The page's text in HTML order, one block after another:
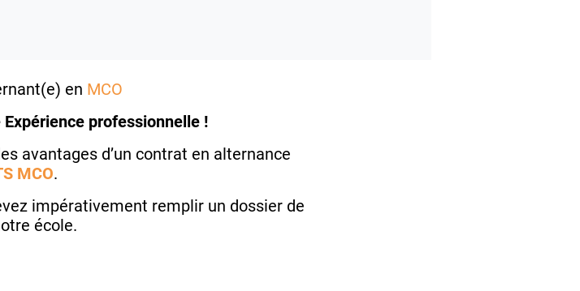
en MCO
Expérience professionnelle !
avantages d’un contrat en alternance
MCO.
impérativement remplir un dossier de
école.